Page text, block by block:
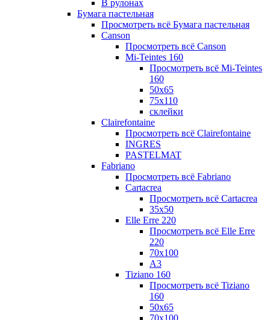
В рулонах
Бумага пастельная
Просмотреть всё Бумага пастельная
Canson
Просмотреть всё Canson
Mi-Teintes 160
Просмотреть всё Mi-Teintes
160
50х65
75х110
склейки
Clairefontaine
Просмотреть всё Clairefontaine
INGRES
PASTELMAT
Fabriano
Просмотреть всё Fabriano
Cartacrea
Просмотреть всё Cartacrea
35х50
Elle Erre 220
Просмотреть всё Elle Erre
220
70х100
А3
Tiziano 160
Просмотреть всё Tiziano
160
50х65
70х100